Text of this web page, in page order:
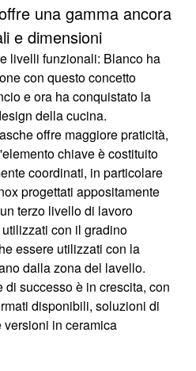
una gamma ancora
e dimensioni
livelli funzionali: Blanco ha
con questo concetto
e ora ha conquistato la
della cucina.
offre maggiore praticità,
chiave è costituito
coordinati, in particolare
progettati appositamente
terzo livello di lavoro
con il gradino
essere utilizzati con la
dalla zona del lavello.
successo è in crescita, con
disponibili, soluzioni di
in ceramica